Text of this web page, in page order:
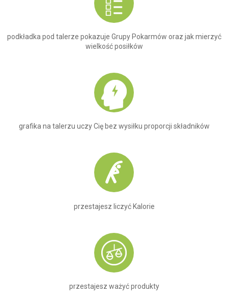
podkładka pod talerze pokazuje Grupy Pokarmów oraz jak mierzyć
wielkość posiłków
grafika na talerzu uczy Cię bez wysiłku proporcji składników
przestajesz liczyć Kalorie
przestajesz ważyć produkty